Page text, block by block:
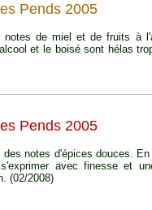
Pends 2005
notes de miel et de fruits à
et le boisé sont hélas
Pends 2005
notes d'épices douces. En
avec finesse et
(02/2008)